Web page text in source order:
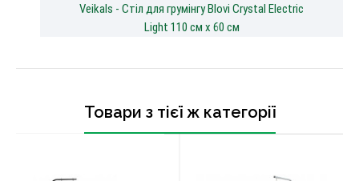
Товари з тієї ж категорії